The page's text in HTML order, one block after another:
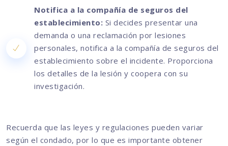
Notifica a la compañía de seguros del
establecimiento: Si decides presentar una
demanda o una reclamación por lesiones
personales, notifica a la compañía de seguros del
establecimiento sobre el incidente. Proporciona
los detalles de la lesión y coopera con su
investigación.
Recuerda que las leyes y regulaciones pueden variar
según el condado, por lo que es importante obtener